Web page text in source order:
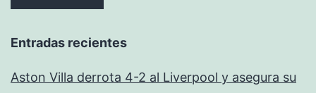
Entradas recientes
Aston Villa derrota 4-2 al Liverpool y asegura su